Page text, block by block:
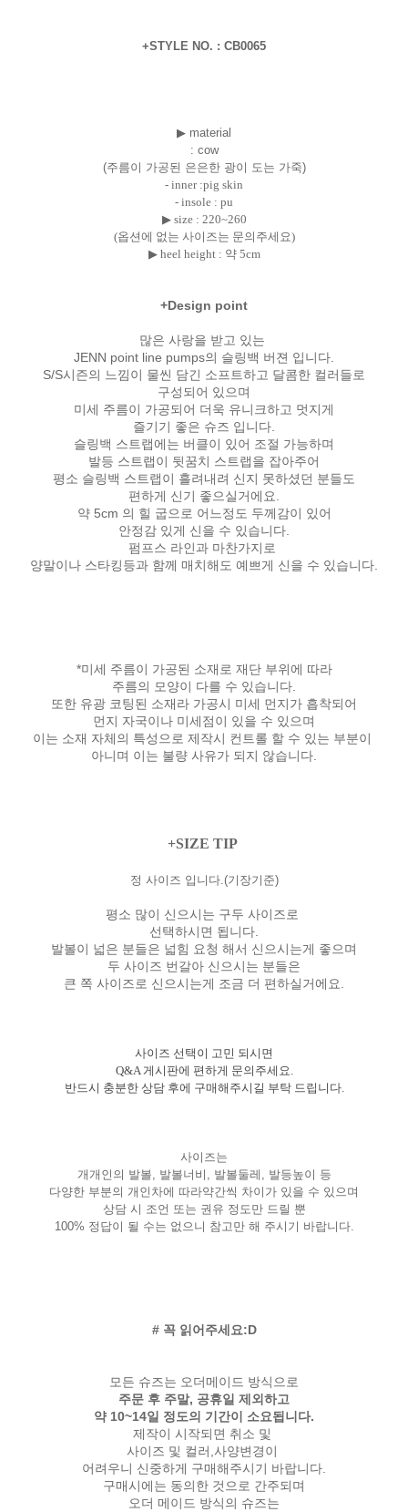
+STYLE NO. : CB0065
▶ material
: cow
(주름이 가공된 은은한 광이 도는 가죽)
- inner :pig skin
- insole : pu
▶ size : 220~260
(옵션에 없는 사이즈는 문의주세요)
▶ heel height : 약 5cm
+Design point
많은 사랑을 받고 있는
JENN point line pumps의 슬링백 버젼 입니다.
S/S시즌의 느낌이 물씬 담긴 소프트하고 달콤한 컬러들로
구성되어 있으며
미세 주름이 가공되어 더욱 유니크하고 멋지게
즐기기 좋은 슈즈 입니다.
슬링백 스트랩에는 버클이 있어 조절 가능하며
발등 스트랩이 뒷꿈치 스트랩을 잡아주어
평소 슬링백 스트랩이 흘려내려 신지 못하셨던 분들도
편하게 신기 좋으실거에요.
약 5cm 의 힐 굽으로 어느정도 두께감이 있어
안정감 있게 신을 수 있습니다.
펌프스 라인과 마찬가지로
양말이나 스타킹등과 함께 매치해도 예쁘게 신을 수 있습니다.
*미세 주름이 가공된 소재로 재단 부위에 따라
주름의 모양이 다를 수 있습니다.
또한 유광 코팅된 소재라 가공시 미세 먼지가 흡착되어
먼지 자국이나 미세점이 있을 수 있으며
이는 소재 자체의 특성으로 제작시 컨트롤 할 수 있는 부분이
아니며 이는 불량 사유가 되지 않습니다.
+SIZE TIP
정 사이즈 입니다.(기장기준)
평소 많이 신으시는 구두 사이즈로
선택하시면 됩니다.
발볼이 넓은 분들은 넓힘 요청 해서 신으시는게 좋으며
두 사이즈 번갈아 신으시는 분들은
큰 쪽 사이즈로 신으시는게 조금 더 편하실거에요.
사이즈 선택이 고민 되시면
Q&A 게시판에 편하게 문의주세요.
반드시 충분한 상담 후에 구매해주시길 부탁 드립니다.
사이즈는
개개인의 발볼, 발볼너비, 발볼둘레, 발등높이 등
다양한 부분의 개인차에 따라약간씩 차이가 있을 수 있으며
상담 시 조언 또는 권유 정도만 드릴 뿐
100% 정답이 될 수는 없으니 참고만 해 주시기 바랍니다.
# 꼭 읽어주세요:D
모든 슈즈는 오더메이드 방식으로
주문 후 주말, 공휴일 제외하고
약 10~14일 정도의 기간이 소요됩니다.
제작이 시작되면 취소 및
사이즈 및 컬러,사양변경이
어려우니 신중하게 구매해주시기 바랍니다.
구매시에는 동의한 것으로 간주되며
오더 메이드 방식의 슈즈는